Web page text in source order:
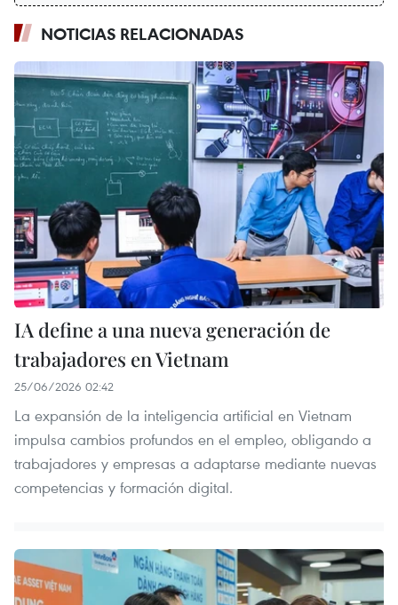
NOTICIAS RELACIONADAS
IA define a una nueva generación de
trabajadores en Vietnam
25/06/2026 02:42
La expansión de la inteligencia artificial en Vietnam
impulsa cambios profundos en el empleo, obligando a
trabajadores y empresas a adaptarse mediante nuevas
competencias y formación digital.